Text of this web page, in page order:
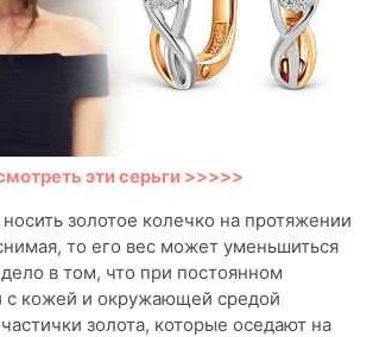
эти серьги >>>>>
золотое колечко на протяжении
то его вес может уменьшиться
в том, что при постоянном
с кожей и окружающей средой
золота, которые оседают на